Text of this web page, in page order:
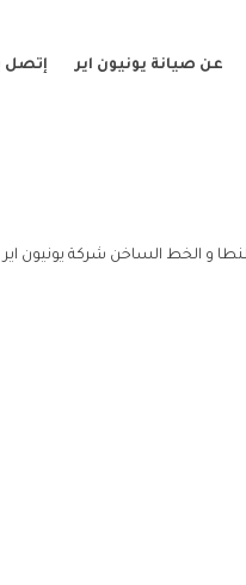
عن صيانة يونيون اير إتصل
و الخط الساخن شركة يونيون